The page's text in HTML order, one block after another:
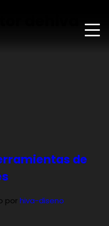
dehiva-
de
porhiva-diseno